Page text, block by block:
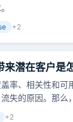
+2
潜在客户是
率、相关性和
失的原因。那么
+2